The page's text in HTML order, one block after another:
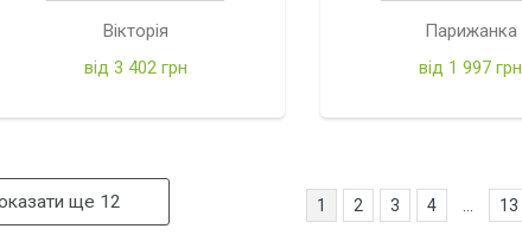
Вікторія
від 3 402 грн
Парижанка
від 1 997 грн
ще 12 1 2 3 4 13